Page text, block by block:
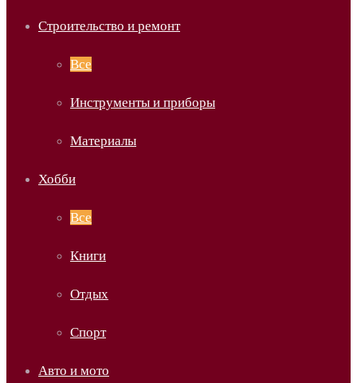
Строительство и ремонт
Все
Инструменты и приборы
Материалы
Хобби
Все
Книги
Отдых
Спорт
Авто и мото